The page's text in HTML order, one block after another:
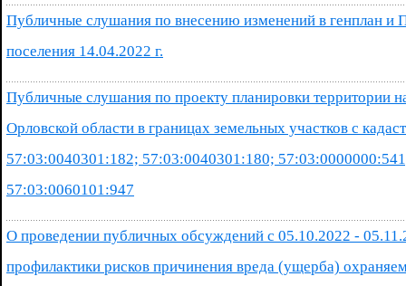
Публичные слушания по внесению изменений в генплан и
поселения 14.04.2022 г.
Публичные слушания по проекту планировки территории
Орловской области в границах земельных участков с
57:03:0040301:182; 57:03:0040301:180;
57:03:0060101:947
О проведении публичных обсуждений с 05.10.2022 -
профилактики рисков причинения вреда (ущерба)